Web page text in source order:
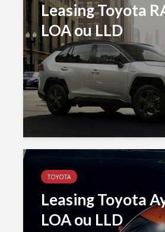
Leasing Toyota
LOA ou LLD
TOYOTA
Leasing Toyota
LOA ou LLD